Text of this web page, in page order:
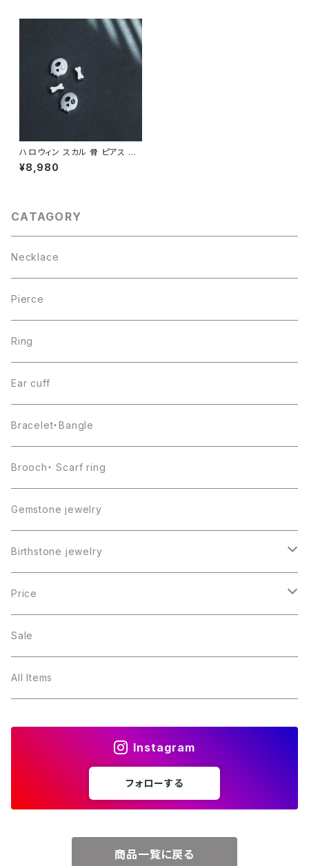
ハロウィン スカル 骨 ピアス シ
ルバー925
¥8,980
CATAGORY
Necklace
Pierce
Ring
Ear cuff
Bracelet・Bangle
Brooch・ Scarf ring
Gemstone jewelry
Birthstone jewelry
１月・ガーネット
２月・アメジスト
３月・アクアマリン
Price
～5000円
～10000円
Sale
All Items
Instagram
フォローする
商品一覧に戻る